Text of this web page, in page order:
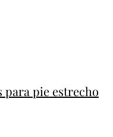
para pie estrecho